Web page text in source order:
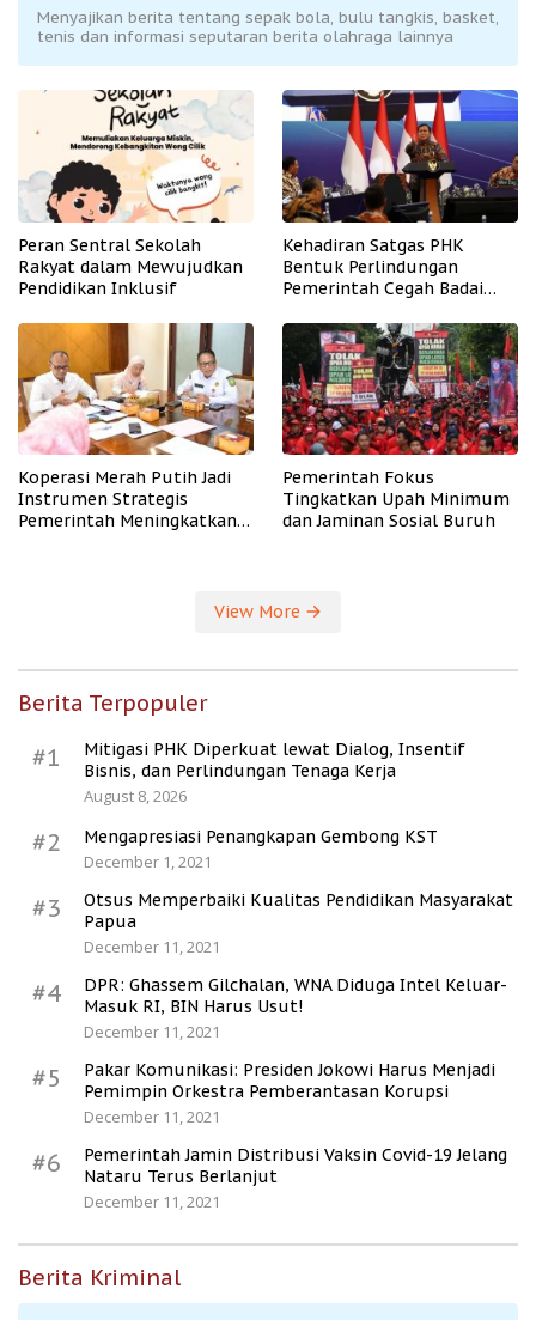
Menyajikan berita tentang sepak bola, bulu tangkis, basket,
tenis dan informasi seputaran berita olahraga lainnya
Peran Sentral Sekolah
Rakyat dalam Mewujudkan
Pendidikan Inklusif
Kehadiran Satgas PHK
Bentuk Perlindungan
Pemerintah Cegah Badai
Koperasi Merah Putih Jadi
Instrumen Strategis
Pemerintah Meningkatkan
Pemerintah Fokus
Tingkatkan Upah Minimum
dan Jaminan Sosial Buruh
View More
Berita Terpopuler
#1
Mitigasi PHK Diperkuat lewat Dialog, Insentif
Bisnis, dan Perlindungan Tenaga Kerja
August 8, 2026
#2
Mengapresiasi Penangkapan Gembong KST
December 1, 2021
#3
Otsus Memperbaiki Kualitas Pendidikan Masyarakat
Papua
December 11, 2021
#4
DPR: Ghassem Gilchalan, WNA Diduga Intel Keluar-
Masuk RI, BIN Harus Usut!
December 11, 2021
#5
Pakar Komunikasi: Presiden Jokowi Harus Menjadi
Pemimpin Orkestra Pemberantasan Korupsi
December 11, 2021
#6
Pemerintah Jamin Distribusi Vaksin Covid-19 Jelang
Nataru Terus Berlanjut
December 11, 2021
Berita Kriminal